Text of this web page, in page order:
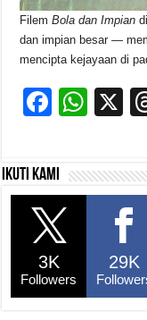
FilemBola dan Impian
dan impian besar —
mencipta kejayaan di
F
c
e
b
o
o
k
W
s
p
X
Ikuti kami
3K
Followers
29K